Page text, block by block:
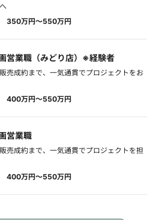
350万円～550万円
画営業職（みどり店）※経験者
売成約まで、一気通貫でプロジェクトをお
400万円～550万円
営業職
売成約まで、一気通貫でプロジェクトを担
400万円～550万円